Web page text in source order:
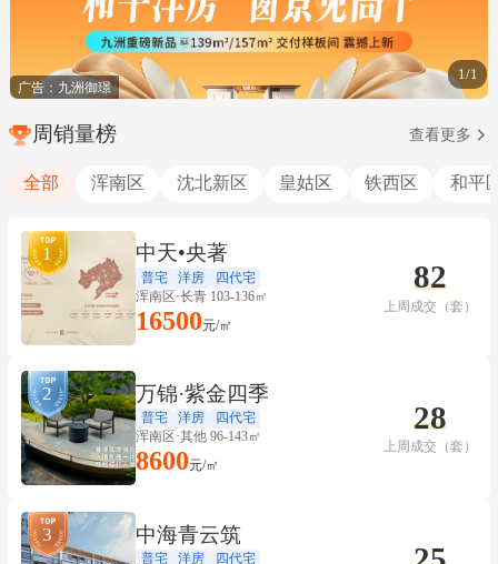
广告：九洲御璟
1/1
周销量榜 查看更多
全部 浑南区 沈北新区 皇姑区 铁西区 和平
1 中天•央著
普宅 洋房
四代宅
浑南区·长青 103-136㎡
16500元/㎡
82
上周成交（套）
2 万锦·紫金四季
普宅 洋房
四代宅
浑南区·其他 96-143㎡
8600元/㎡
28
上周成交（套）
3 中海青云筑
普宅 洋房
四代宅